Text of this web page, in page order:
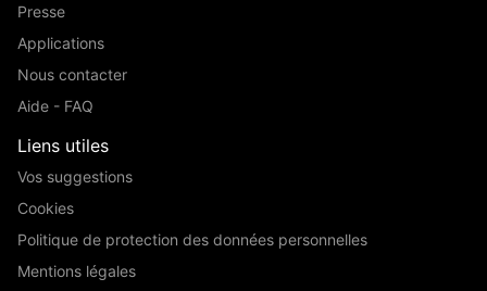
Presse
Applications
Nous contacter
Aide - FAQ
Liens utiles
Vos suggestions
Cookies
Politique de protection des données personnelles
Mentions légales